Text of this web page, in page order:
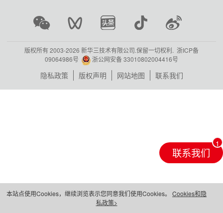
版权所有 2003-2026 新华三技术有限公司.保留一切权利. 浙ICP备
09064986号
浙公网安备 33010802004416号
隐私政策 版权声明 网站地图 联系我们
联系我们
本站点使用Cookies，继续浏览表示您同意我们使用Cookies。 Cookies和隐
私政策>